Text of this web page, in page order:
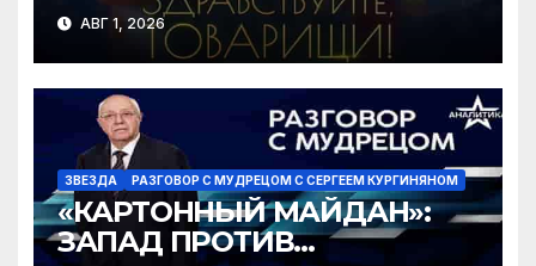
АВГ 1, 2026
ЗВЕЗДА РАЗГОВОР С МУДРЕЦОМ С СЕРГЕЕМ КУРГИНЯНОМ
«КАРТОННЫЙ МАЙДАН»:
ЗАПАД ПРОТИВ